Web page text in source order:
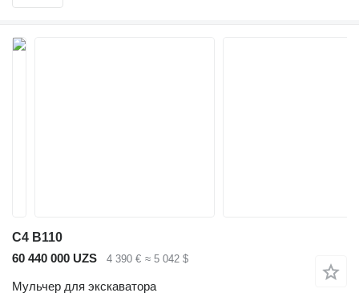
C4 B110
60 440 000 UZS
4 390 € ≈ 5 042 $
Мульчер для экскаватора